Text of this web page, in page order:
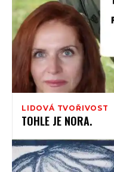
LIDOVÁ TVOŘIVOST
TOHLE JE NORA.